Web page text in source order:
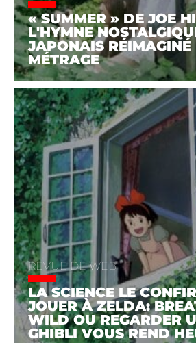
« SUMMER » DE JOE
L'HYMNE
JAPONAIS RÉIMAGINÉ
MÉTRAGE
REVUE DE WEB
LA SCIENCE LE
JOUER À ZELDA:
WILD OU REGARDER
GHIBLI VOUS REND